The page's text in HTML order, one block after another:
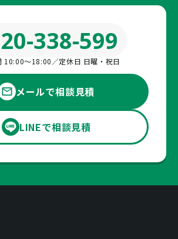
338-599
10:00〜18:00／定休日 日曜・祝日
メールで相談見積
LINEで相談見積